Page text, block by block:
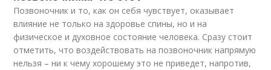
Позвоночник и то, как он себя чувствует, оказывает
влияние не только на здоровье спины, но и на
физическое и духовное состояние человека. Сразу стоит
отметить, что воздействовать на позвоночник напрямую
нельзя – ни к чему хорошему это не приведет, напротив,